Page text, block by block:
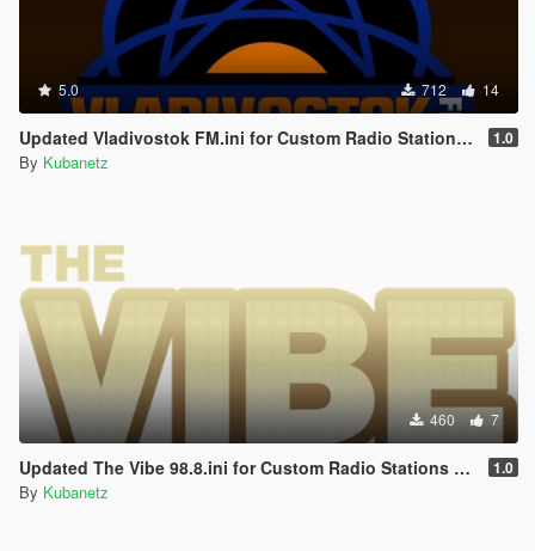
5.0 712 14
Updated Vladivostok FM.ini for Custom Radio Stations by stillhere 1.0
By Kubanetz
460 7
Updated The Vibe 98.8.ini for Custom Radio Stations by stillhere 1.0
By Kubanetz